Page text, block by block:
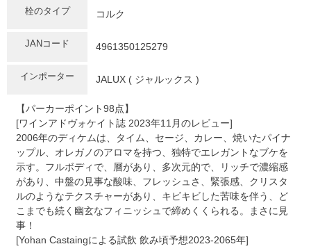
栓のタイプ コルク
JANコード 4961350125279
インポーター JALUX ( ジャルックス )
【パーカーポイント98点】
[ワインアドヴォケイト誌 2023年11月のレビュー]
2006年のディケムは、タイム、セージ、カレー、焼いたパイナ
ップル、オレガノのアロマを持つ、独特でエレガントなブケを
示す。フルボディで、層があり、多次元的で、リッチで濃縮感
があり、中盤の見事な酸味、フレッシュさ、緊張感、クリスタ
ルのようなテクスチャーがあり、キビキビした苦味を伴う、ど
こまでも続く幽玄なフィニッシュで締めくくられる。まさに見
事！
[Yohan Castaingによる試飲 飲み頃予想2023-2065年]